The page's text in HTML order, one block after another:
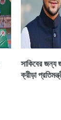
সাকিবের জন্য
ক্রীড়া